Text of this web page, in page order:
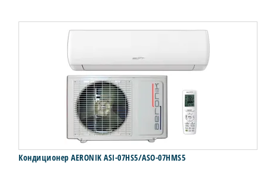
Кондиционер AERONIK ASI-07HS5/ASO-07HMS5